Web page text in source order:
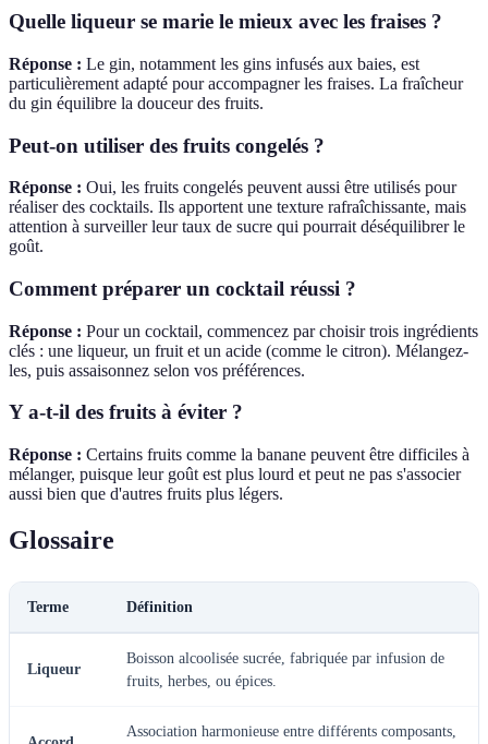
Quelle liqueur se marie le mieux avec les fraises ?
Réponse : Le gin, notamment les gins infusés aux baies, est
particulièrement adapté pour accompagner les fraises. La fraîcheur
du gin équilibre la douceur des fruits.
Peut-on utiliser des fruits congelés ?
Réponse : Oui, les fruits congelés peuvent aussi être utilisés pour
réaliser des cocktails. Ils apportent une texture rafraîchissante, mais
attention à surveiller leur taux de sucre qui pourrait déséquilibrer le
goût.
Comment préparer un cocktail réussi ?
Réponse : Pour un cocktail, commencez par choisir trois ingrédients
clés : une liqueur, un fruit et un acide (comme le citron). Mélangez-
les, puis assaisonnez selon vos préférences.
Y a-t-il des fruits à éviter ?
Réponse : Certains fruits comme la banane peuvent être difficiles à
mélanger, puisque leur goût est plus lourd et peut ne pas s'associer
aussi bien que d'autres fruits plus légers.
Glossaire
Terme Définition
Liqueur
Boisson alcoolisée sucrée, fabriquée par infusion de
fruits, herbes, ou épices.
Association harmonieuse entre différents composants,